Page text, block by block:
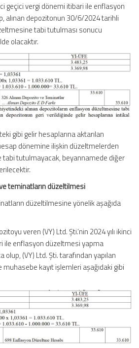
geçici vergi dönemi itibari ile enflasyon
alınan depozitonun 30/6/2024 tarihli
tabi tutulması sonucu
olacaktır.
gibi gelir hesaplarına aktarılan
dönemine ilişkin düzeltmelerden
tabi tutulmayacak, beyannamede diğer
teminatların düzeltilmesi
düzeltilmesine yönelik aşağıda
veren (VY) Ltd. Şti.’nin 2024 yılı ikinci
ile enflasyon düzeltmesi yapma
(VY) Ltd. Şti. tarafından yapılan
kayıt işlemleri aşağıdaki gibi